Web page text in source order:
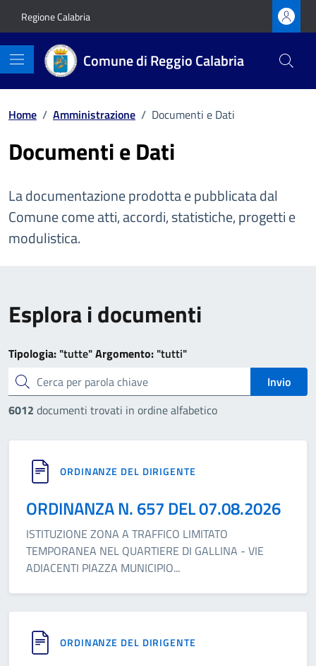
Regione Calabria
Comune di Reggio Calabria
Home / Amministrazione / Documenti e Dati
Documenti e Dati
La documentazione prodotta e pubblicata dal
Comune come atti, accordi, statistiche, progetti e
modulistica.
Esplora i documenti
Tipologia: "tutte"Argomento: "tutti"
cerca
Invio
6012 documenti trovati in ordine alfabetico
ORDINANZE DEL DIRIGENTE
ORDINANZA N. 657 DEL 07.08.2026
ISTITUZIONE ZONA A TRAFFICO LIMITATO
TEMPORANEA NEL QUARTIERE DI GALLINA - VIE
ADIACENTI PIAZZA MUNICIPIO...
ORDINANZE DEL DIRIGENTE